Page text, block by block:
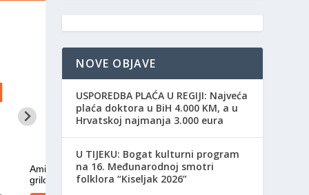
NOVE OBJAVE
USPOREDBA PLAĆA U REGIJI: Najveća
plaća doktora u BiH 4.000 KM, a u
Hrvatskoj najmanja 3.000 eura
​U TIJEKU: Bogat kulturni program
na 16. Međunarodnoj smotri
folklora “Kiseljak 2026”